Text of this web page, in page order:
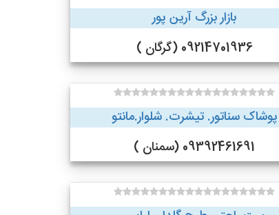
بازار بزرگ آرین پور
09214701936 (گرگان )
پوشاک سناتور. تیشرت. شلوار.مانتو
09392461691 (سمنان )